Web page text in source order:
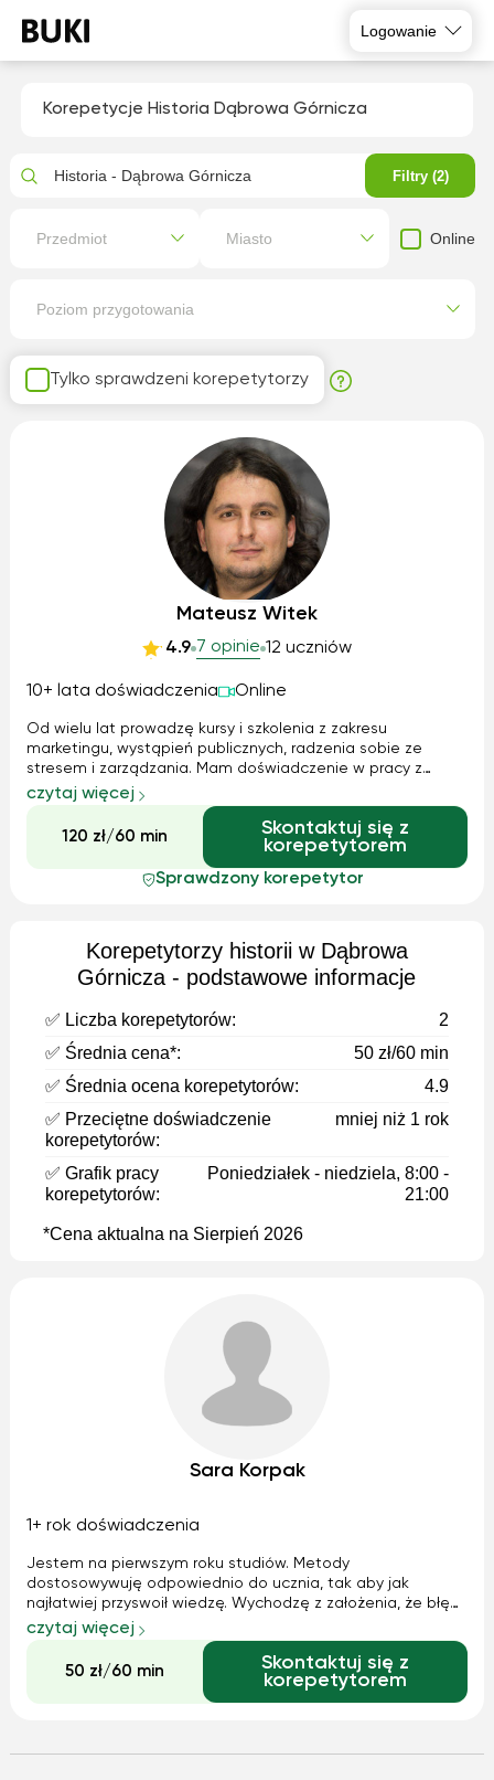
Logowanie
Korepetycje Historia Dąbrowa Górnicza
Tylko sprawdzeni korepetytorzy
Mateusz Witek
4.9 7 opinie 12 uczniów
10+ lata doświadczenia Online
Od wielu lat prowadzę kursy i szkolenia z zakresu
marketingu, wystąpień publicznych, radzenia sobie ze
stresem i zarządzania. Mam doświadczenie w pracy z
dużymi grupami, jak i indywidualnymi osobami :) Do
każdego ucznia/studenta podchodzę indywidualnie :)
czytaj więcej
120 zł/60 min
Skontaktuj się z
korepetytorem
Sprawdzony korepetytor
Korepetytorzy historii w Dąbrowa
Górnicza - podstawowe informacje
✅ Liczba korepetytorów:
2
✅ Średnia cena*:
50 zł/60 min
✅ Średnia ocena korepetytorów:
4.9
✅ Przeciętne doświadczenie
korepetytorów:
mniej niż 1 rok
✅ Grafik pracy
korepetytorów:
Poniedziałek - niedziela, 8:00 -
21:00
*Cena aktualna na Sierpień 2026
Sara Korpak
1+ rok doświadczenia
Jestem na pierwszym roku studiów. Metody
dostosowywuję odpowiednio do ucznia, tak aby jak
najłatwiej przyswoił wiedzę. Wychodzę z założenia, że błędy
to rzecz ludzka a kto płyta nie błądzi. Jestem cierpliwa.
Jednocześnie dobrze jeśli uczeń wykazuje jakieś
zaangażowanie.
czytaj więcej
50 zł/60 min
Skontaktuj się z
korepetytorem
Historia - Dąbrowa Górnicza Filtry (2)
Przedmiot Miasto Online
Poziom przygotowania